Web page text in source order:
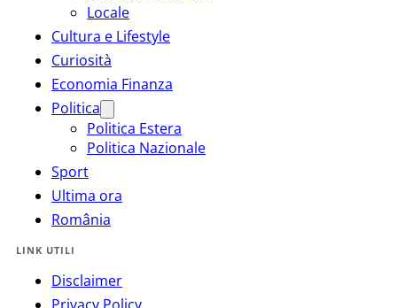
Locale
Cultura e Lifestyle
Curiosità
Economia Finanza
Politica
Politica Estera
Politica Nazionale
Sport
Ultima ora
România
LINK UTILI
Disclaimer
Privacy Policy